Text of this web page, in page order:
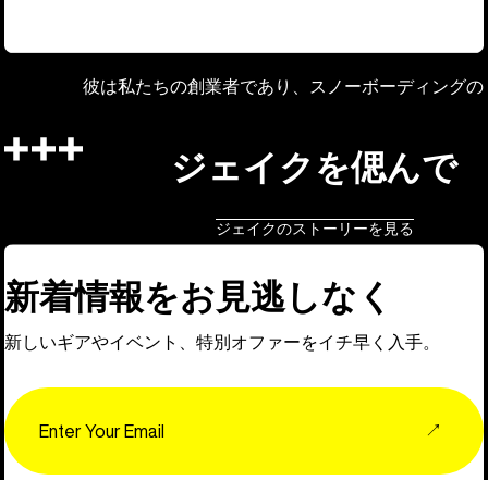
彼は私たちの創業者であり、スノーボーディング
ジェイクを偲んで
ジェイクのストーリーを見る
新着情報をお見逃しなく
新しいギアやイベント、特別オファーをイチ早く入手。
↗